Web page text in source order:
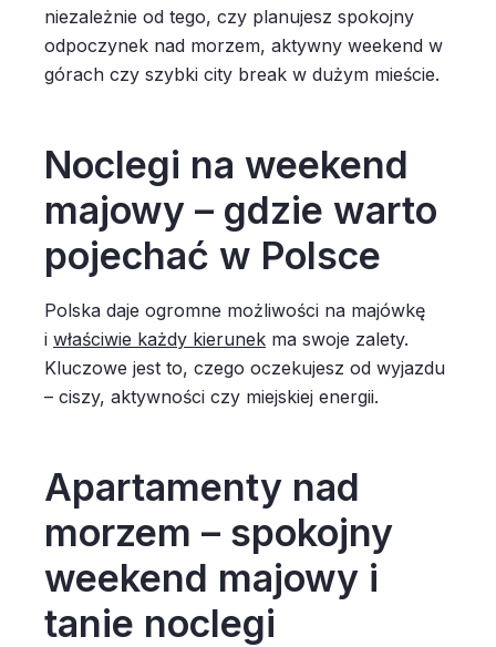
niezależnie od tego, czy planujesz spokojny
odpoczynek nad morzem, aktywny weekend w
górach czy szybki city break w dużym mieście.
Noclegi na weekend
majowy – gdzie warto
pojechać w Polsce
Polska daje ogromne możliwości na majówkę
i właściwie każdy kierunek ma swoje zalety.
Kluczowe jest to, czego oczekujesz od wyjazdu
– ciszy, aktywności czy miejskiej energii.
Apartamenty nad
morzem – spokojny
weekend majowy i
tanie noclegi